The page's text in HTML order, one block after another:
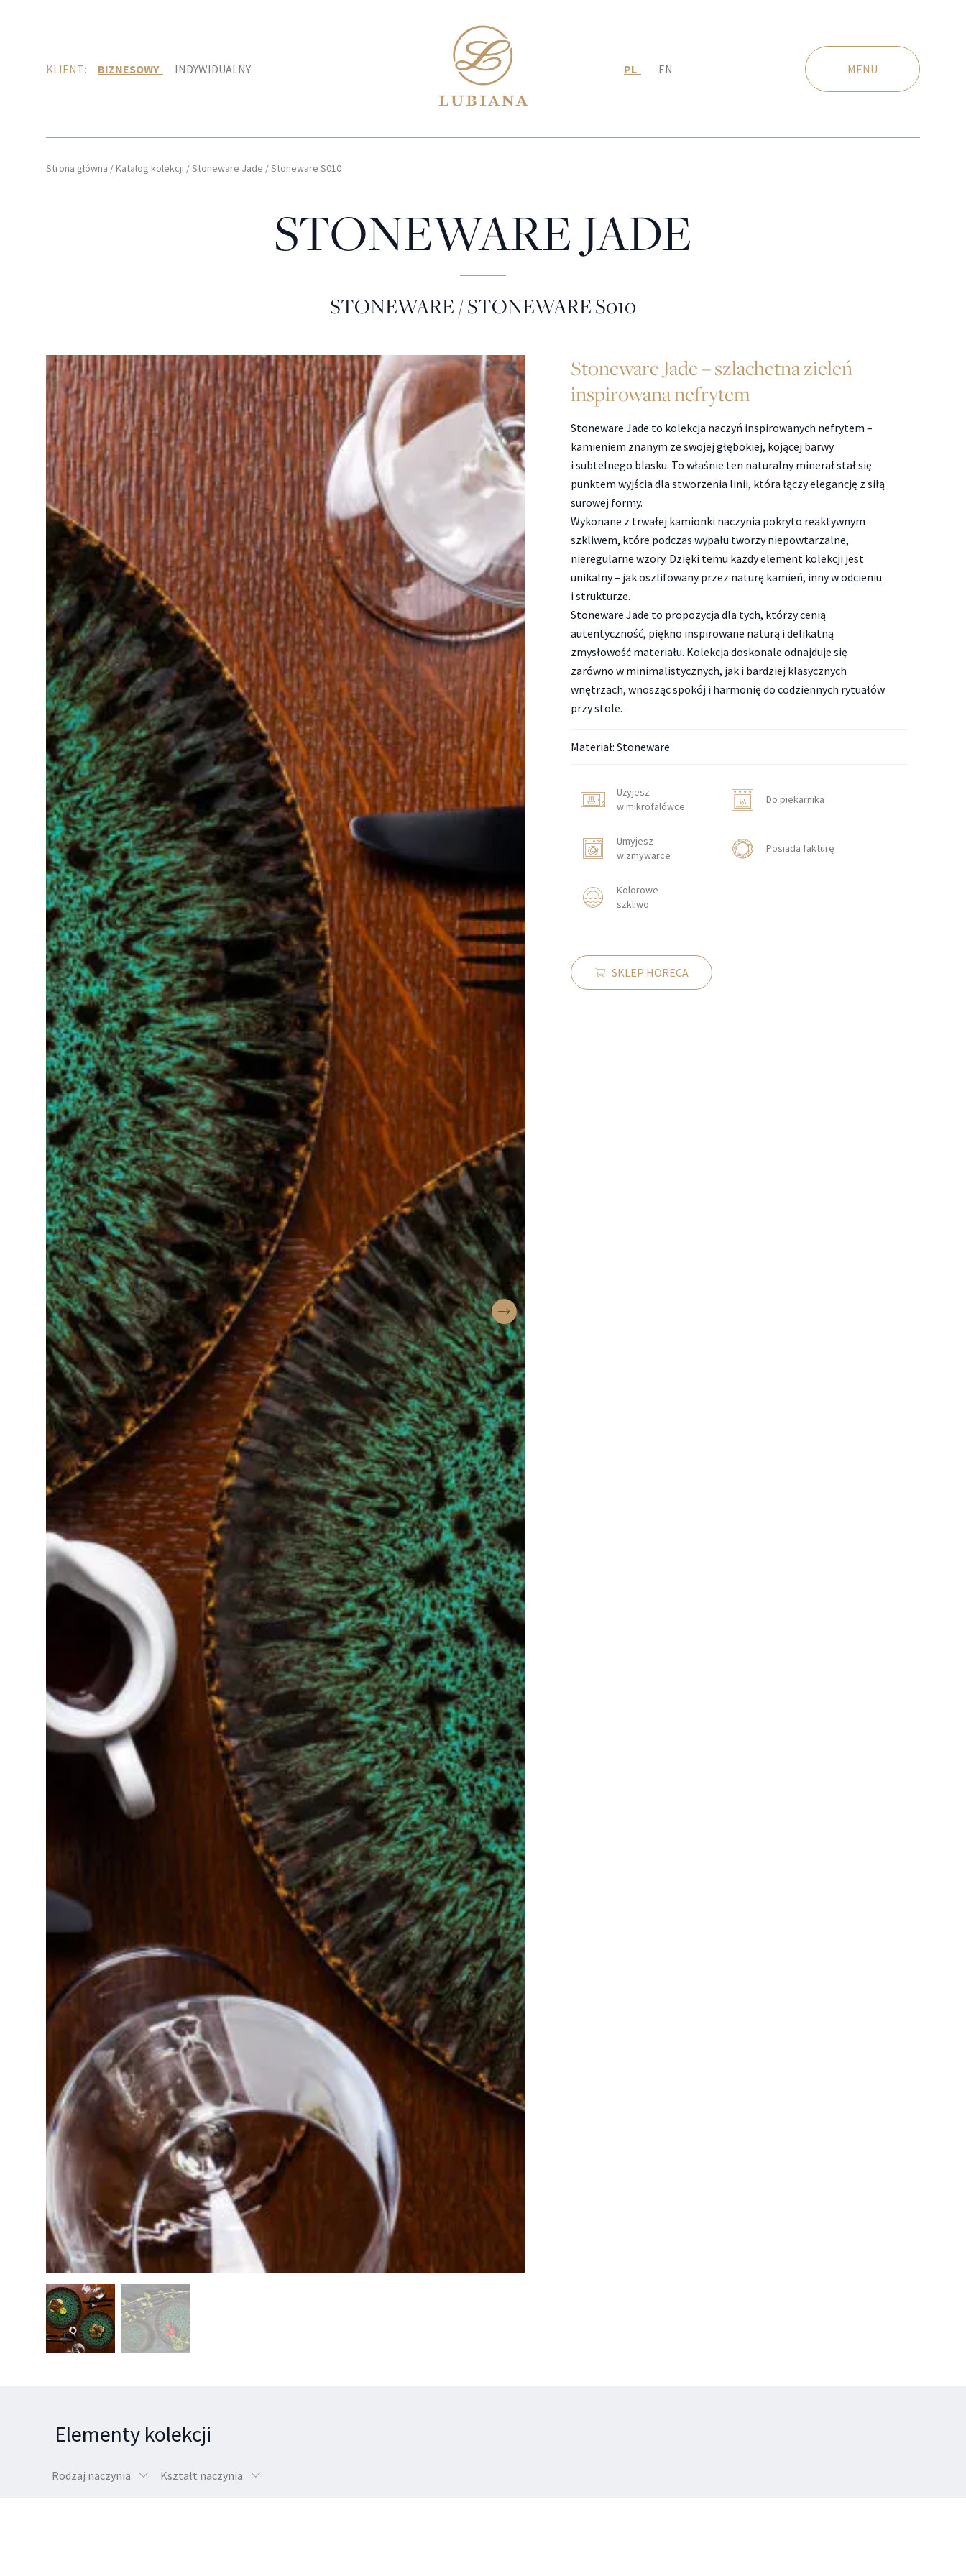
KLIENT: BIZNESOWY INDYWIDUALNY PL EN MENU
Strona główna /Katalog kolekcji /Stoneware Jade /Stoneware S010
STONEWARE JADE
STONEWARE / STONEWARE S010
Stoneware Jade – szlachetna zieleń
inspirowana nefrytem
Stoneware Jade to kolekcja naczyń inspirowanych nefrytem –
kamieniem znanym ze swojej głębokiej, kojącej barwy
i subtelnego blasku. To właśnie ten naturalny minerał stał się
punktem wyjścia dla stworzenia linii, która łączy elegancję z siłą
surowej formy.
Wykonane z trwałej kamionki naczynia pokryto reaktywnym
szkliwem, które podczas wypału tworzy niepowtarzalne,
nieregularne wzory. Dzięki temu każdy element kolekcji jest
unikalny – jak oszlifowany przez naturę kamień, inny w odcieniu
i strukturze.
Stoneware Jade to propozycja dla tych, którzy cenią
autentyczność, piękno inspirowane naturą i delikatną
zmysłowość materiału. Kolekcja doskonale odnajduje się
zarówno w minimalistycznych, jak i bardziej klasycznych
wnętrzach, wnosząc spokój i harmonię do codziennych rytuałów
przy stole.
Materiał: Stoneware
Użyjesz
w mikrofalówce
Do piekarnika
Umyjesz
w zmywarce
Posiada fakturę
Kolorowe
szkliwo
SKLEP HORECA
Elementy kolekcji
Rodzaj naczynia Kształt naczynia